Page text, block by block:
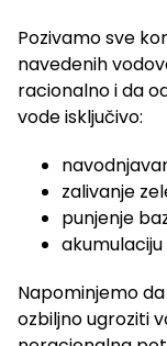
Pozivamo sve
navedenih
racionalno i da
vode isključivo:
zalivanje
punjenje
Napominjemo
ozbiljno ugroziti